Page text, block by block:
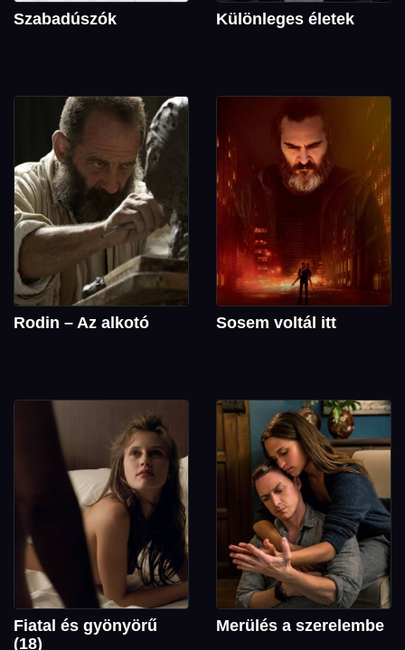
Szabadúszók Különleges életek
Rodin – Az alkotó Sosem voltál itt
Fiatal és gyönyörű
(18)
Merülés a szerelembe